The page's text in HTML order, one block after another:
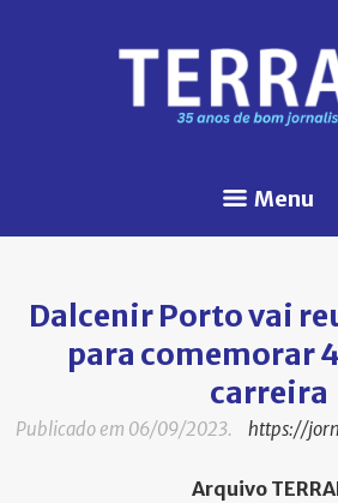
Menu
Dalcenir Porto vai
para comemorar
carreira
Publicado em 06/09/2023. https://
Arquivo